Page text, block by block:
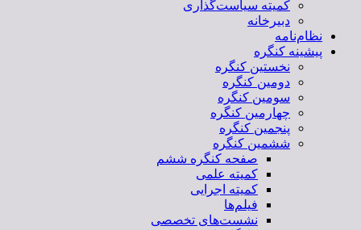
کمیته سیاست‌گذاری
دبیرخانه
نظام‌نامه
پیشینه کنگره
نخستین کنگره
دومین کنگره
سومین کنگره
چهارمین کنگره
پنجمین کنگره
ششمین کنگره
صفحه کنگره ششم
کمیته علمی
کمیته اجرایی
فیلم‌ها
نشست‌های تخصصی